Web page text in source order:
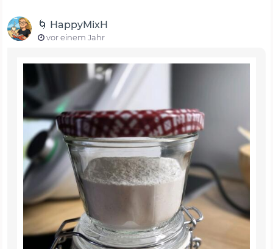
🌀 HappyMixH
vor einem Jahr